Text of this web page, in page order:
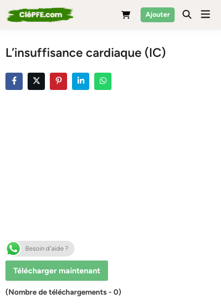
to
Ajouter
L’insuffisance cardiaque (IC)
Besoin d'aide ?
Télécharger maintenant
(Nombre de téléchargements - 0)